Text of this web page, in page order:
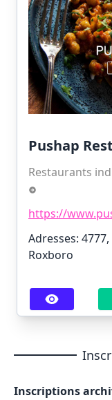
Pushap
Restaurants
https://
Adresses:
Roxboro
Inscriptions